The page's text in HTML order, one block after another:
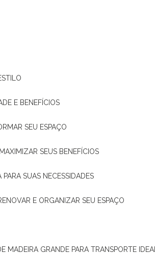
E BENEFÍCIOS
SEU ESPAÇO
SEUS BENEFÍCIOS
SUAS NECESSIDADES
E ORGANIZAR SEU ESPAÇO
MADEIRA GRANDE PARA TRANSPORTE IDEAL